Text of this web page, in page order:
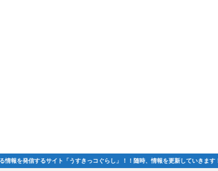
を発信するサイト「うすきっコぐらし」！！随時、情報を更新していきます！